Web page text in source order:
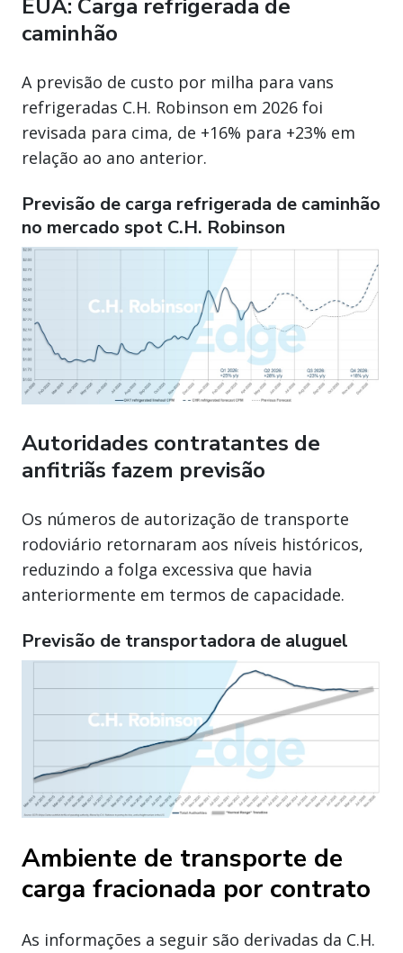
EUA: Carga refrigerada de
caminhão
A previsão de custo por milha para vans
refrigeradas C.H. Robinson em 2026 foi
revisada para cima, de +16% para +23% em
relação ao ano anterior.
Previsão de carga refrigerada de caminhão
no mercado spot C.H. Robinson
Autoridades contratantes de
anfitriãs fazem previsão
Os números de autorização de transporte
rodoviário retornaram aos níveis históricos,
reduzindo a folga excessiva que havia
anteriormente em termos de capacidade.
Previsão de transportadora de aluguel
Ambiente de transporte de
carga fracionada por contrato
As informações a seguir são derivadas da C.H.